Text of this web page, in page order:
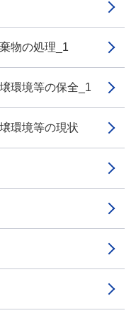
物の処理_1
環境等の保全_1
環境等の現状